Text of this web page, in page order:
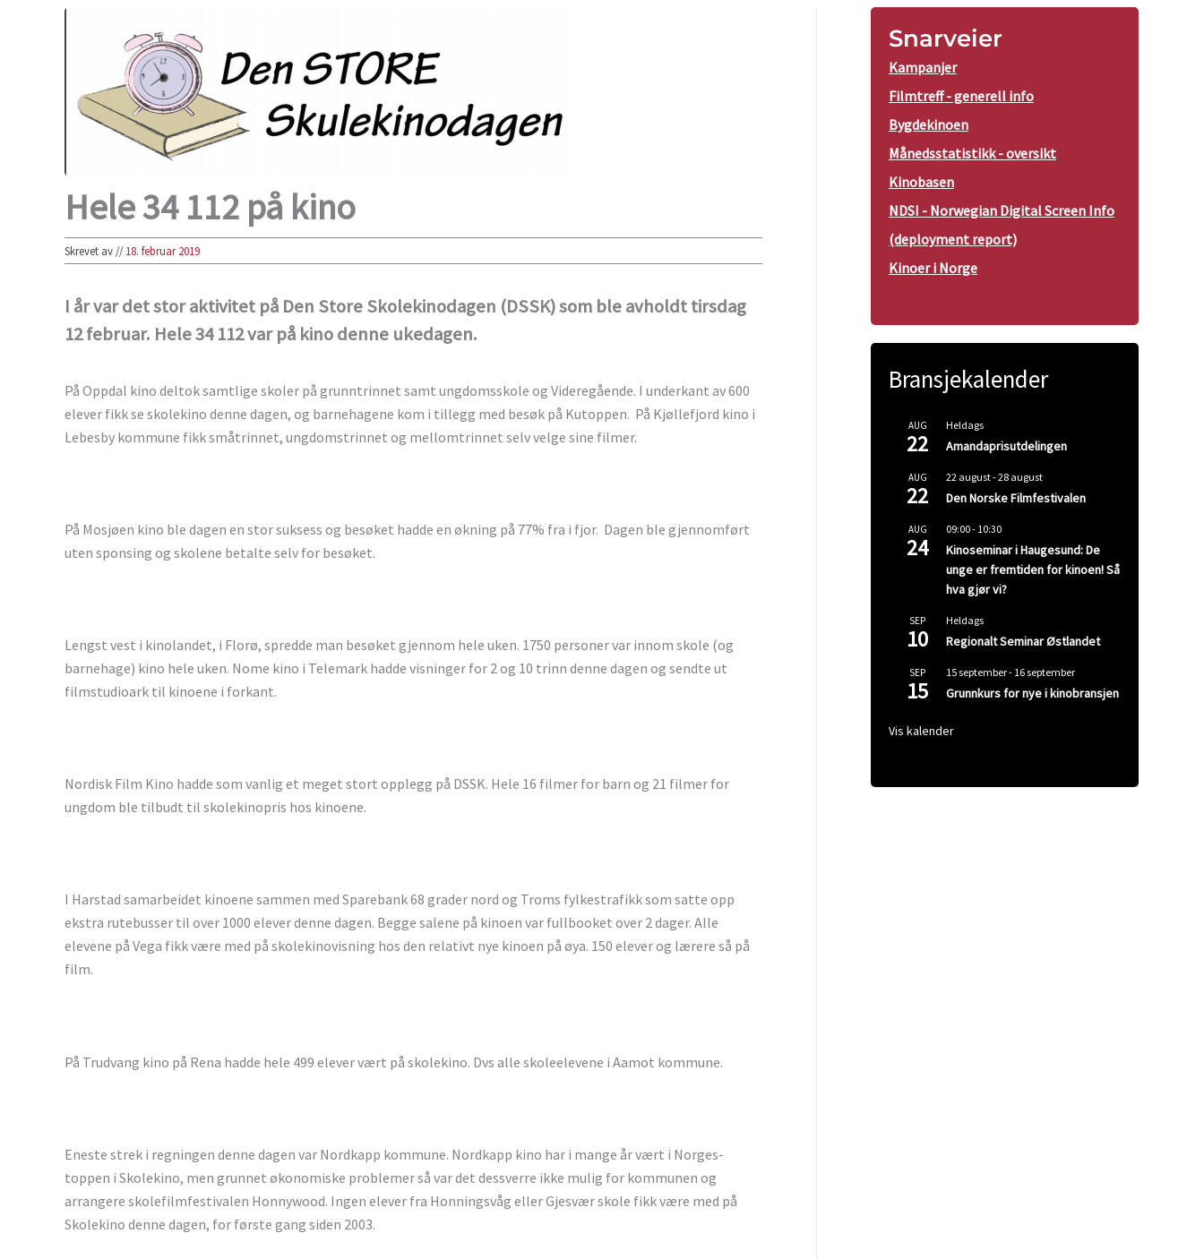
Hele 34 112 på kino
Skrevet av//18. februar 2019
I år var det stor aktivitet på Den Store Skolekinodagen (DSSK) som ble avholdt tirsdag
12 februar. Hele 34 112 var på kino denne ukedagen.
På Oppdal kino deltok samtlige skoler på grunntrinnet samt ungdomsskole og Videregående. I underkant av 600
elever fikk se skolekino denne dagen, og barnehagene kom i tillegg med besøk på Kutoppen. På Kjøllefjord kino i
Lebesby kommune fikk småtrinnet, ungdomstrinnet og mellomtrinnet selv velge sine filmer.
På Mosjøen kino ble dagen en stor suksess og besøket hadde en økning på 77% fra i fjor. Dagen ble gjennomført
uten sponsing og skolene betalte selv for besøket.
Lengst vest i kinolandet, i Florø, spredde man besøket gjennom hele uken. 1750 personer var innom skole (og
barnehage) kino hele uken. Nome kino i Telemark hadde visninger for 2 og 10 trinn denne dagen og sendte ut
filmstudioark til kinoene i forkant.
Nordisk Film Kino hadde som vanlig et meget stort opplegg på DSSK. Hele 16 filmer for barn og 21 filmer for
ungdom ble tilbudt til skolekinopris hos kinoene.
I Harstad samarbeidet kinoene sammen med Sparebank 68 grader nord og Troms fylkestrafikk som satte opp
ekstra rutebusser til over 1000 elever denne dagen. Begge salene på kinoen var fullbooket over 2 dager. Alle
elevene på Vega fikk være med på skolekinovisning hos den relativt nye kinoen på øya. 150 elever og lærere så på
film.
På Trudvang kino på Rena hadde hele 499 elever vært på skolekino. Dvs alle skoleelevene i Aamot kommune.
Eneste strek i regningen denne dagen var Nordkapp kommune. Nordkapp kino har i mange år vært i Norges-
toppen i Skolekino, men grunnet økonomiske problemer så var det dessverre ikke mulig for kommunen og
arrangere skolefilmfestivalen Honnywood. Ingen elever fra Honningsvåg eller Gjesvær skole fikk være med på
Skolekino denne dagen, for første gang siden 2003.
Snarveier
Kampanjer
Filmtreff - generell info
Bygdekinoen
Månedsstatistikk - oversikt
Kinobasen
NDSI - Norwegian Digital Screen Info
(deployment report)
Kinoer i Norge
Bransjekalender
AUG
22
Heldags
Amandaprisutdelingen
AUG
22
22 august-28 august
Den Norske Filmfestivalen
AUG
24
09:00- 10:30
Kinoseminar i Haugesund: De
unge er fremtiden for kinoen! Så
hva gjør vi?
SEP
10
Heldags
Regionalt Seminar Østlandet
SEP
15
15 september- 16 september
Grunnkurs for nye i kinobransjen
Vis kalender